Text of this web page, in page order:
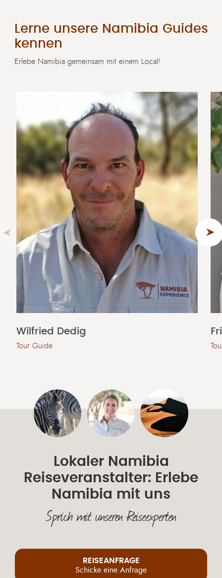
Lerne unsere Namibia Guides
kennen
Erlebe Namibia gemeinsam mit einem Local!
Wilfried Dedig
Tour Guide
Lokaler Namibia
Reiseveranstalter: Erlebe
Namibia mit uns
Sprich mit unseren Reiseexperten
REISEANFRAGE
Schicke eine Anfrage